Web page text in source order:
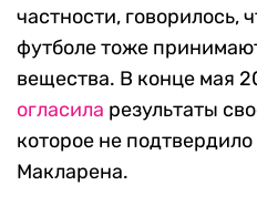
частности, говорилось,
футболе тоже
вещества. В конце мая
огласила результаты
которое не
Макларена.